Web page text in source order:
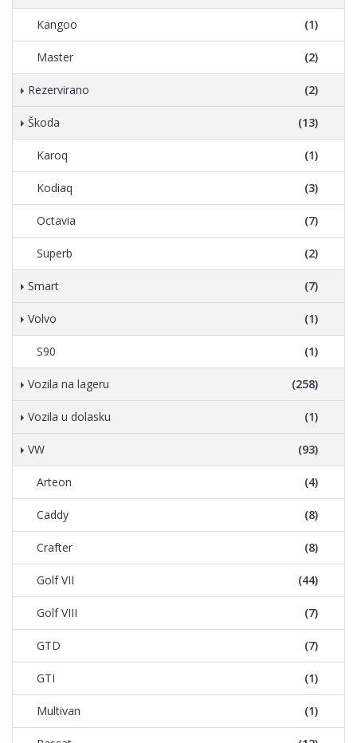
Kangoo (1)
Master (2)
Rezervirano (2)
Škoda (13)
Karoq (1)
Kodiaq (3)
Octavia (7)
Superb (2)
Smart (7)
Volvo (1)
S90 (1)
Vozila na lageru (258)
Vozila u dolasku (1)
VW (93)
Arteon (4)
Caddy (8)
Crafter (8)
Golf VII (44)
Golf VIII (7)
GTD (7)
GTI (1)
Multivan (1)